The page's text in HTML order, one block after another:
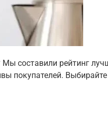
составили рейтинг
покупателей.